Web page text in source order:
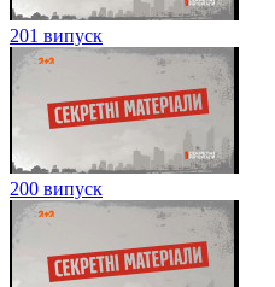
201 випуск
200 випуск